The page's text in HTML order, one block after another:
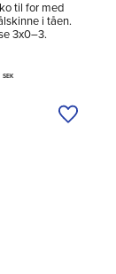
til for med
i tåen.
3x0–3.
SEK
Tilføj til